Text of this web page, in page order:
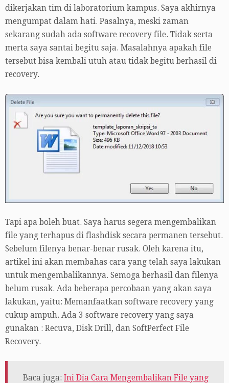
dikerjakan tim di laboratorium kampus. Saya akhirnya
mengumpat dalam hati. Pasalnya, meski zaman
sekarang sudah ada software recovery file. Tidak serta
merta saya santai begitu saja. Masalahnya apakah file
tersebut bisa kembali utuh atau tidak begitu berhasil di
recovery.
Tapi apa boleh buat. Saya harus segera mengembalikan
file yang terhapus di flashdisk secara permanen tersebut.
Sebelum filenya benar-benar rusak. Oleh karena itu,
artikel ini akan membahas cara yang telah saya lakukan
untuk mengembalikannya. Semoga berhasil dan filenya
belum rusak. Ada beberapa percobaan yang akan saya
lakukan, yaitu: Memanfaatkan software recovery yang
cukup ampuh. Ada 3 software recovery yang saya
gunakan : Recuva, Disk Drill, dan SoftPerfect File
Recovery.
Baca juga: Ini Dia Cara Mengembalikan File yang